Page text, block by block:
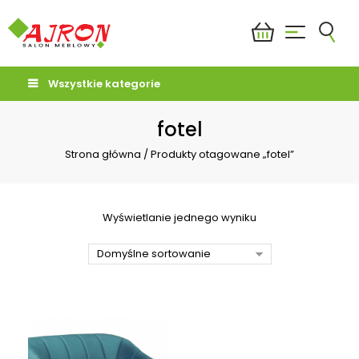
Wszystkie kategorie
fotel
Strona główna / Produkty otagowane „fotel”
Wyświetlanie jednego wyniku
Domyślne sortowanie